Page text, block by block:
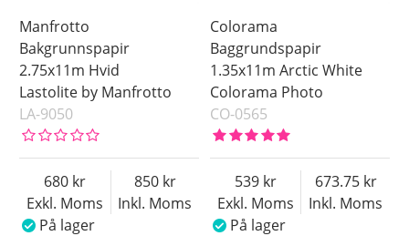
Manfrotto
Bakgrunnspapir
2.75x11m Hvid
Lastolite by Manfrotto
LA-9050
Exkl. Moms
680
Inkl. Moms
850
På lager
Colorama
Baggrundspapir
1.35x11m Arctic White
Colorama Photo
CO-0565
Exkl. Moms
539
Inkl. Moms
673.75
På lager